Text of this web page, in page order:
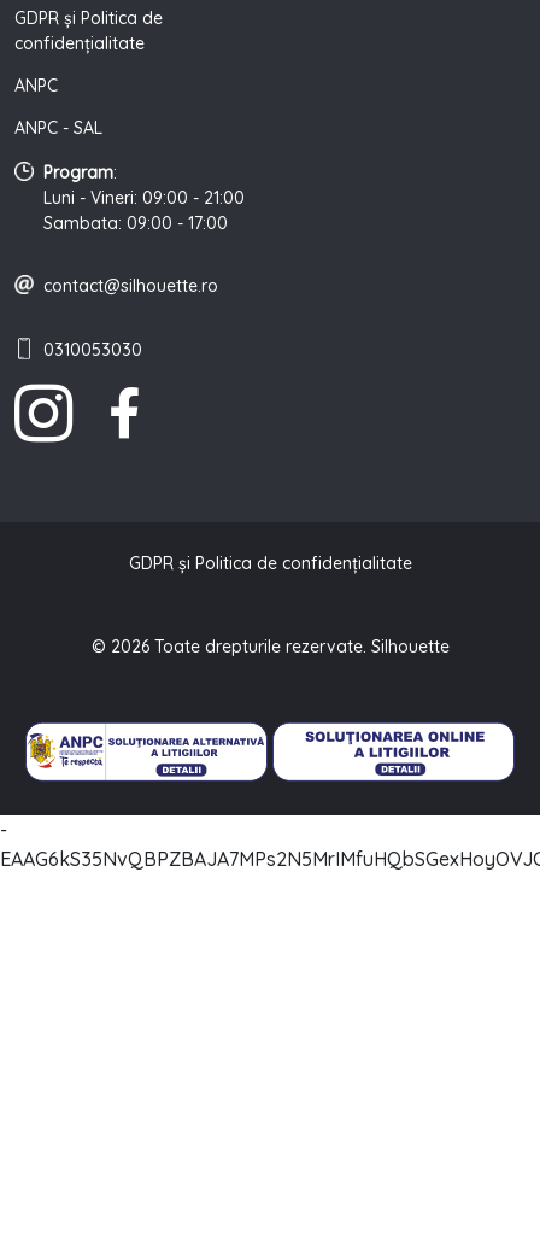
GDPR și Politica de
confidențialitate
ANPC
ANPC - SAL
Program:
Luni - Vineri: 09:00 - 21:00
Sambata: 09:00 - 17:00
contact@silhouette.ro
0310053030
GDPR și Politica de confidențialitate
© 2026 Toate drepturile rezervate. Silhouette
-